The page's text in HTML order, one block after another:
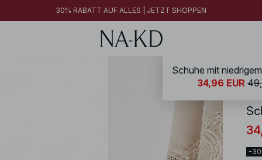
30% RABATT AUF ALLES | JETZT SHOPPEN
NA-
-
Schuhe mit
34,96 EUR